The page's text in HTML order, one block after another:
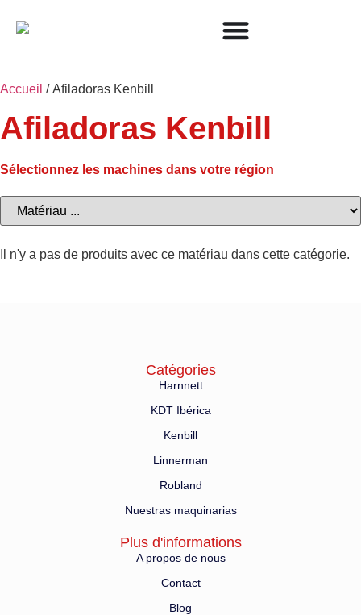
Accueil / Afiladoras Kenbill
Afiladoras Kenbill
Sélectionnez les machines dans votre région
Il n'y a pas de produits avec ce matériau dans cette catégorie.
Catégories
Harnnett
KDT Ibérica
Kenbill
Linnerman
Robland
Nuestras maquinarias
Plus d'informations
A propos de nous
Contact
Blog